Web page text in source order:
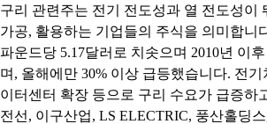
구리 관련주는 전기 전도성과 열 전도성이
가공, 활용하는 기업들의 주식을 의미합니
파운드당 5.17달러로 치솟으며 2010년 이
며, 올해에만 30% 이상 급등했습니다. 전기
이터센터 확장 등으로 구리 수요가 급증하
전선, 이구산업, LS ELECTRIC, 풍산홀딩